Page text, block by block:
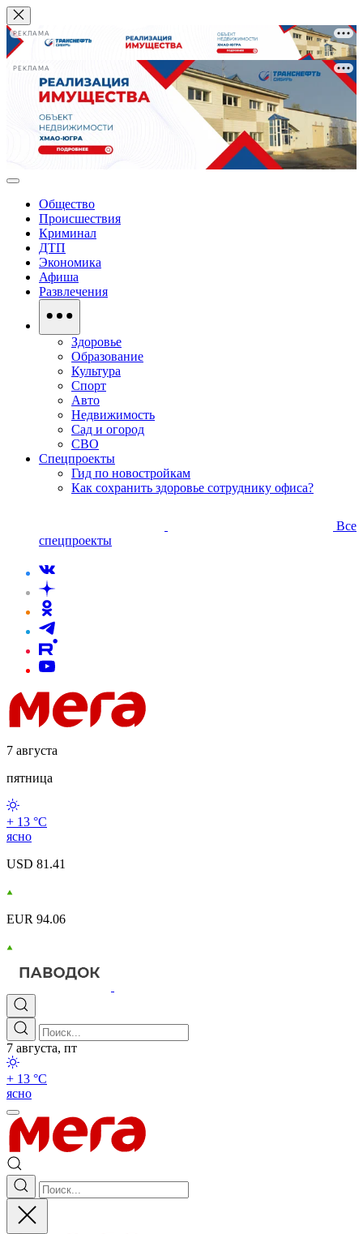
РЕКЛАМА
РЕКЛАМА
Общество
Происшествия
Криминал
ДТП
Экономика
Афиша
Развлечения
Здоровье
Образование
Культура
Спорт
Авто
Недвижимость
Сад и огород
СВО
Спецпроекты
Гид по новостройкам
Как сохранить здоровье сотруднику офиса?
Все
спецпроекты
7 августа
пятница
+ 13 °С
ясно
USD 81.41
EUR 94.06
7 августа, пт
+ 13 °С
ясно